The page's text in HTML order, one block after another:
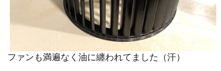
ファンも満遍なく油に纏われてました（汗）